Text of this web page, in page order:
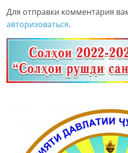
Для отправки комментария
авторизоваться.